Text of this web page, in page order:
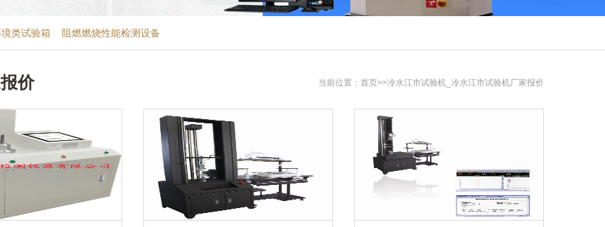
类试验箱 阻燃燃烧性能检测设备
价 当前位置： 首页>>冷水江市试验机_冷水江市试验机厂家报价